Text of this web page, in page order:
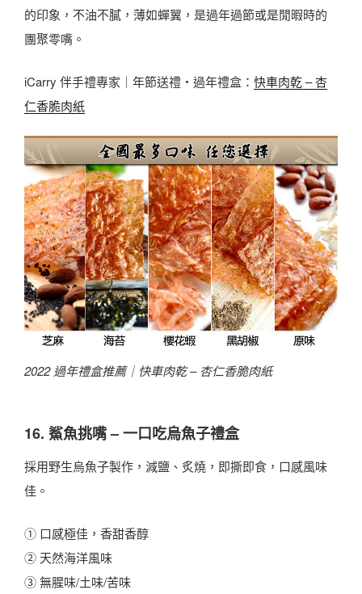
的印象，不油不膩，薄如蟬翼，是過年過節或是閒暇時的
團聚零嘴。
iCarry 伴手禮專家｜年節送禮・過年禮盒： 快車肉乾 – 杏
仁香脆肉紙
2022 過年禮盒推薦｜ 快車肉乾 – 杏仁香脆肉紙
16. 鯊魚挑嘴 – 一口吃烏魚子禮盒
採用野生烏魚子製作，減鹽、炙燒，即撕即食，口感風味
佳。
① 口感極佳，香甜香醇
② 天然海洋風味
③ 無腥味/土味/苦味